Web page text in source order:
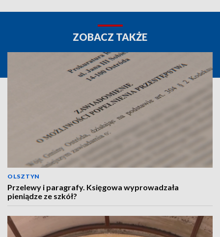
ZOBACZ TAKŻE
OLSZTYN
Przelewy i paragrafy. Księgowa wyprowadzała
pieniądze ze szkół?